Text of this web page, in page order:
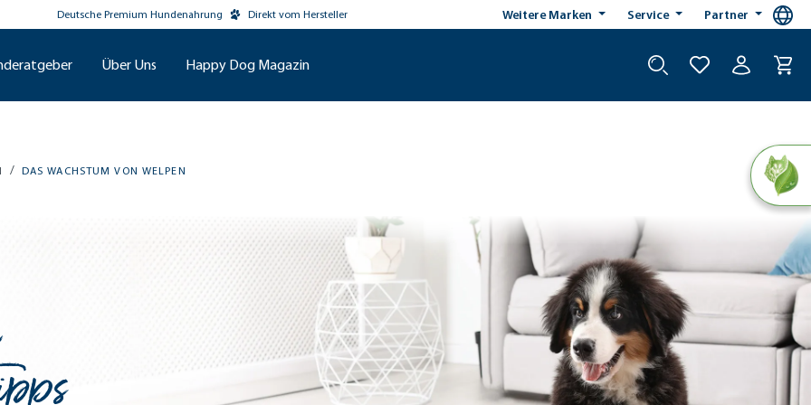
Deutsche Premium Hundenahrung Direkt vom Hersteller Weitere Marken Service Partner
Über Uns Happy Dog Magazin
/ DAS WACHSTUM VON WELPEN